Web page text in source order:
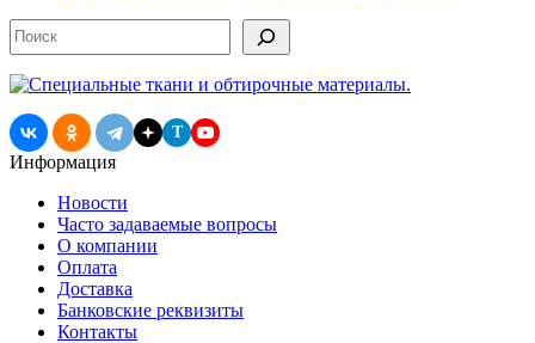
Поиск
T
Информация
Новости
Часто задаваемые вопросы
О компании
Оплата
Доставка
Банковские реквизиты
Контакты